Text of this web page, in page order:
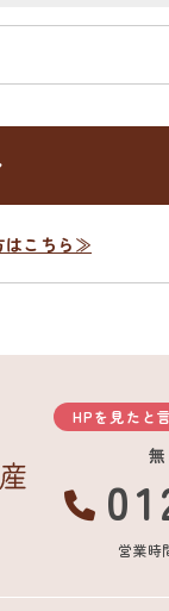
はこちら≫
HPを見たと
営業時